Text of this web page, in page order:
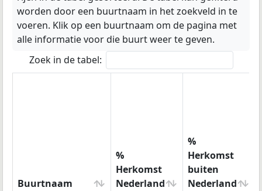
worden door een buurtnaam in het zoekveld in te
voeren. Klik op een buurtnaam om de pagina met
alle informatie voor die buurt weer te geven.
Zoek in de tabel:
Buurtnaam
%
Herkomst
Nederland
%
Herkomst
buiten
Nederland